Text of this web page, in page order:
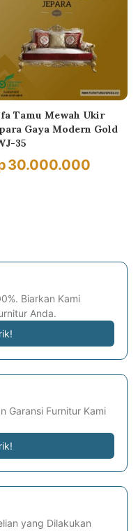
Tamu Mewah Ukir
Gaya Modern Gold
35
30.000.000
Biarkan Kami
Anda.
Garansi Furnitur Kami
yang Dilakukan